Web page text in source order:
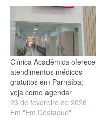
Clínica Acadêmica oferece
atendimentos médicos
gratuitos em Parnaíba;
veja como agendar
23 de fevereiro de 2026
Em "Em Destaque"